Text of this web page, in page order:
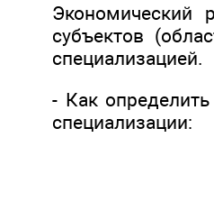
Экономический
субъектов
специализацией.
- Как
специализации: